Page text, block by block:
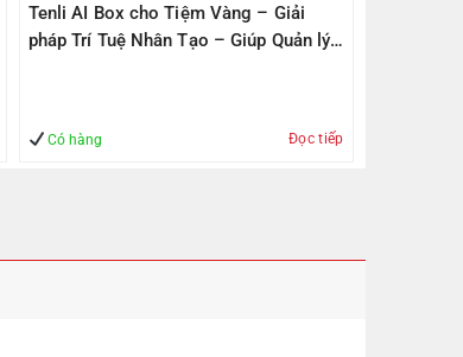
Tenli AI Box cho Tiệm Vàng – Giải
pháp Trí Tuệ Nhân Tạo – Giúp Quản lý
Có hàng Đọc tiếp